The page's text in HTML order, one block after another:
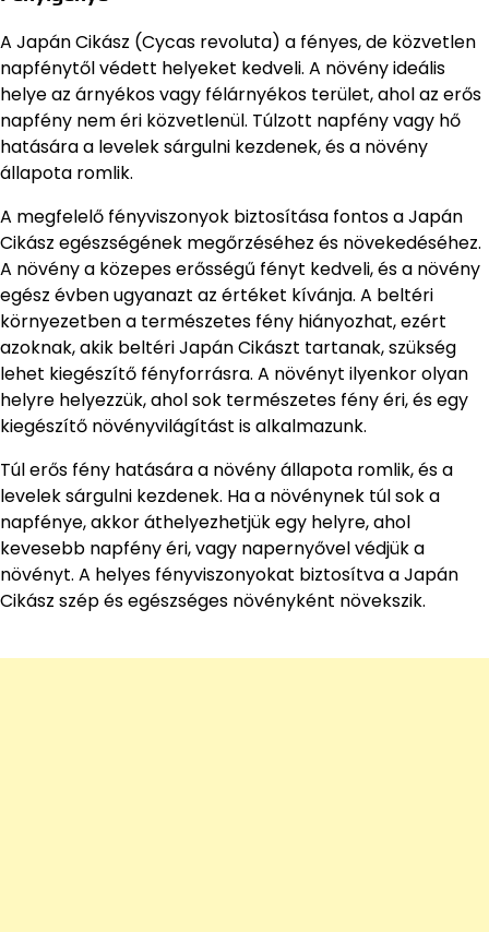
A Japán Cikász (Cycas revoluta) a fényes, de közvetlen
napfénytől védett helyeket kedveli. A növény ideális
helye az árnyékos vagy félárnyékos terület, ahol az erős
napfény nem éri közvetlenül. Túlzott napfény vagy hő
hatására a levelek sárgulni kezdenek, és a növény
állapota romlik.
A megfelelő fényviszonyok biztosítása fontos a Japán
Cikász egészségének megőrzéséhez és növekedéséhez.
A növény a közepes erősségű fényt kedveli, és a növény
egész évben ugyanazt az értéket kívánja. A beltéri
környezetben a természetes fény hiányozhat, ezért
azoknak, akik beltéri Japán Cikászt tartanak, szükség
lehet kiegészítő fényforrásra. A növényt ilyenkor olyan
helyre helyezzük, ahol sok természetes fény éri, és egy
kiegészítő növényvilágítást is alkalmazunk.
Túl erős fény hatására a növény állapota romlik, és a
levelek sárgulni kezdenek. Ha a növénynek túl sok a
napfénye, akkor áthelyezhetjük egy helyre, ahol
kevesebb napfény éri, vagy napernyővel védjük a
növényt. A helyes fényviszonyokat biztosítva a Japán
Cikász szép és egészséges növényként növekszik.